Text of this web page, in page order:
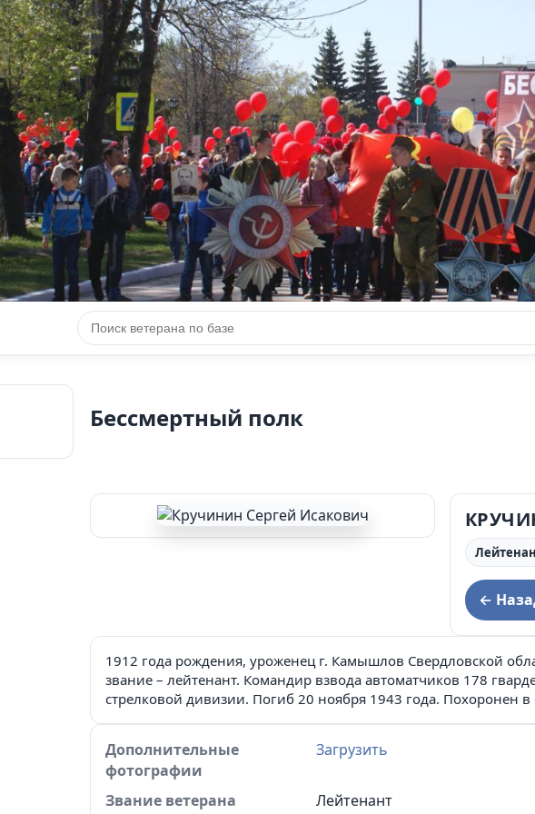
КНИГА ДОБЛЕСТИ НАШИХ
Проект Администрации муниципального округа Сухой Лог и
Бессмертный полк
←
1912 года рождения, уроженец г. Камышлов Свердловской
звание – лейтенант. Командир взвода автоматчиков 178
стрелковой дивизии. Погиб 20 ноября 1943 года. Похоронен в
Дополнительные
фотографии
Загрузить
Звание ветерана
Лейтенант